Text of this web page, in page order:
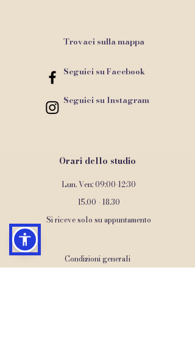
Trovaci sulla mappa
Seguici su Facebook
Seguici su Instagram
Orari dello studio
Lun. Ven: 09:00-12:30
15.00 - 18.30
Si riceve solo su appuntamento
Condizioni generali